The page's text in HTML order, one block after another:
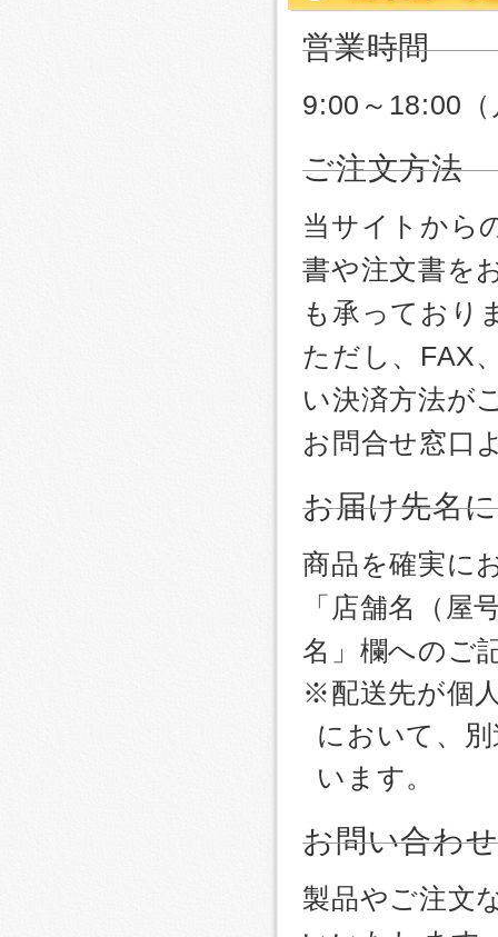
営業時間
9:00～18:00
ご注文方法
当サイトから
書や注文書を
も承っており
ただし、FAX
い決済方法が
お問合せ窓口
お届け先名
商品を確実に
「店舗名（屋
名」欄へのご
※配送先が個
において、
います。
お問い合わせ
製品やご注文